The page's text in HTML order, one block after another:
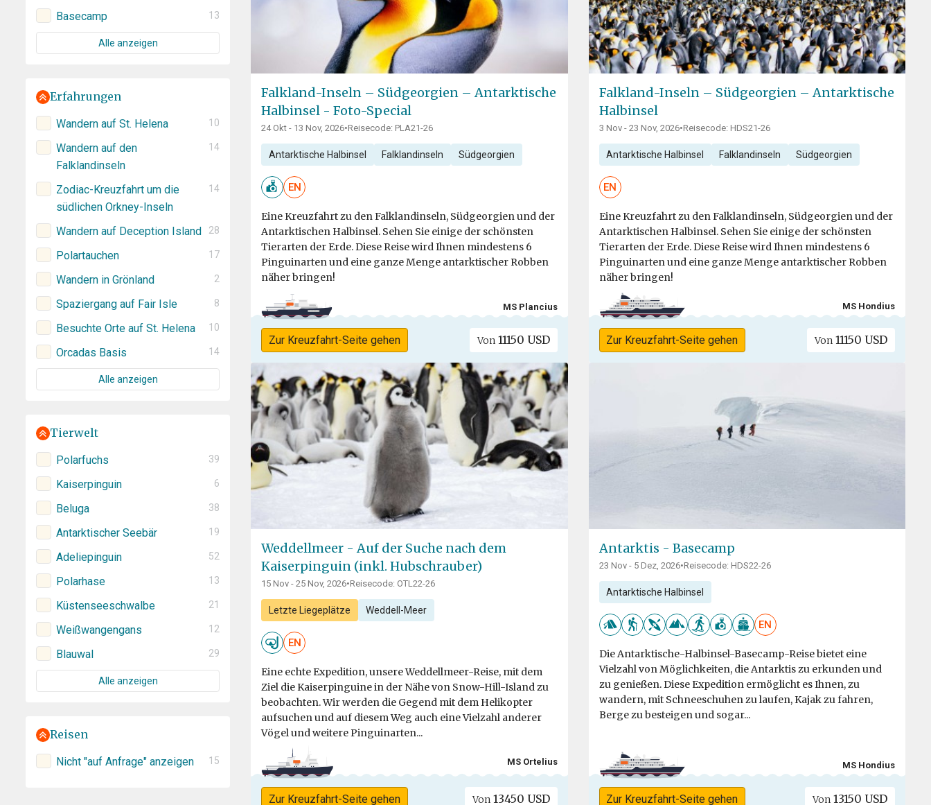
Basecamp 13
Alle anzeigen
Erfahrungen
Wandern auf St. Helena 10
Wandern auf den
Falklandinseln
14
Zodiac-Kreuzfahrt um die
südlichen Orkney-Inseln
14
Wandern auf Deception Island 28
Polartauchen 17
Wandern in Grönland 2
Spaziergang auf Fair Isle 8
Besuchte Orte auf St. Helena 10
Orcadas Basis 14
Alle anzeigen
Tierwelt
Polarfuchs 39
Kaiserpinguin 6
Beluga 38
Antarktischer Seebär 19
Adeliepinguin 52
Polarhase 13
Küstenseeschwalbe 21
Weißwangengans 12
Blauwal 29
Alle anzeigen
Reisen
Nicht "auf Anfrage" anzeigen 15
Falkland-Inseln – Südgeorgien – Antarktische
Halbinsel - Foto-Special
24 Okt - 13 Nov, 2026•Reisecode: PLA21-26
Antarktische Halbinsel Falklandinseln Südgeorgien
EN
Eine Kreuzfahrt zu den Falklandinseln, Südgeorgien und der
Antarktischen Halbinsel. Sehen Sie einige der schönsten
Tierarten der Erde. Diese Reise wird Ihnen mindestens 6
Pinguinarten und eine ganze Menge antarktischer Robben
näher bringen!
MS Plancius
Zur Kreuzfahrt-Seite gehen Von11150 USD
Falkland-Inseln – Südgeorgien – Antarktische
Halbinsel
3 Nov - 23 Nov, 2026•Reisecode: HDS21-26
Antarktische Halbinsel Falklandinseln Südgeorgien
EN
Eine Kreuzfahrt zu den Falklandinseln, Südgeorgien und der
Antarktischen Halbinsel. Sehen Sie einige der schönsten
Tierarten der Erde. Diese Reise wird Ihnen mindestens 6
Pinguinarten und eine ganze Menge antarktischer Robben
näher bringen!
MS Hondius
Zur Kreuzfahrt-Seite gehen Von 11150 USD
Weddellmeer - Auf der Suche nach dem
Kaiserpinguin (inkl. Hubschrauber)
15 Nov - 25 Nov, 2026•Reisecode: OTL22-26
Letzte Liegeplätze Weddell-Meer
EN
Eine echte Expedition, unsere Weddellmeer-Reise, mit dem
Ziel die Kaiserpinguine in der Nähe von Snow-Hill-Island zu
beobachten. Wir werden die Gegend mit dem Helikopter
aufsuchen und auf diesem Weg auch eine Vielzahl anderer
Vögel und weitere Pinguinarten...
MS Ortelius
Zur Kreuzfahrt-Seite gehen Von13450 USD
Antarktis - Basecamp
23 Nov - 5 Dez, 2026•Reisecode: HDS22-26
Antarktische Halbinsel
EN
Die Antarktische-Halbinsel-Basecamp-Reise bietet eine
Vielzahl von Möglichkeiten, die Antarktis zu erkunden und
zu genießen. Diese Expedition ermöglicht es Ihnen, zu
wandern, mit Schneeschuhen zu laufen, Kajak zu fahren,
Berge zu besteigen und sogar...
MS Hondius
Zur Kreuzfahrt-Seite gehen Von 13150 USD